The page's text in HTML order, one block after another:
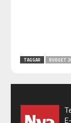
TAGGAR BUDGET